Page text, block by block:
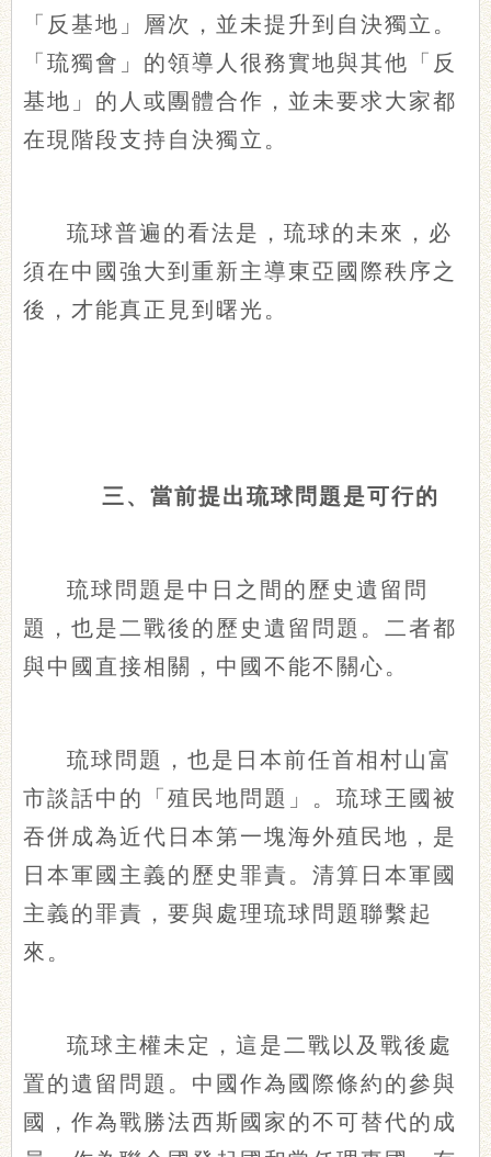
「反基地」層次，並未提升到自決獨立。
「琉獨會」的領導人很務實地與其他「反
基地」的人或團體合作，並未要求大家都
在現階段支持自決獨立。
琉球普遍的看法是，琉球的未來，必
須在中國強大到重新主導東亞國際秩序之
後，才能真正見到曙光。
三、當前提出琉球問題是可行的
琉球問題是中日之間的歷史遺留問
題，也是二戰後的歷史遺留問題。二者都
與中國直接相關，中國不能不關心。
琉球問題，也是日本前任首相村山富
市談話中的「殖民地問題」。琉球王國被
吞併成為近代日本第一塊海外殖民地，是
日本軍國主義的歷史罪責。清算日本軍國
主義的罪責，要與處理琉球問題聯繫起
來。
琉球主權未定，這是二戰以及戰後處
置的遺留問題。中國作為國際條約的參與
國，作為戰勝法西斯國家的不可替代的成